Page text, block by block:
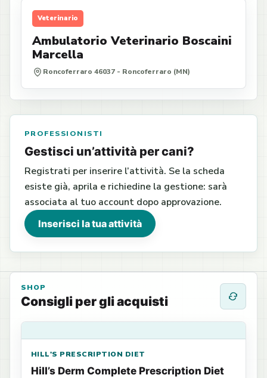
Veterinario
Ambulatorio Veterinario Boscaini
Marcella
Roncoferraro 46037 - Roncoferraro (MN)
PROFESSIONISTI
Gestisci un’attività per cani?
Registrati per inserire l’attività. Se la scheda
esiste già, aprila e richiedine la gestione: sarà
associata al tuo account dopo approvazione.
Inserisci la tua attività
SHOP
Consigli per gli acquisti
HILL'S PRESCRIPTION DIET
Hill’s Derm Complete Prescription Diet